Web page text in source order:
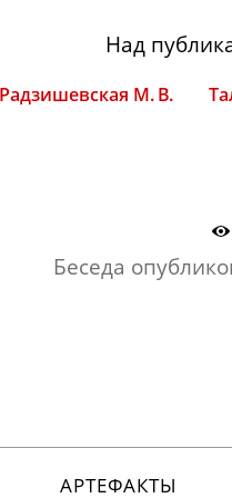
Над
М. В.
Беседа
АРТЕФАКТЫ